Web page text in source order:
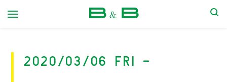
2020/03/06 Fri -